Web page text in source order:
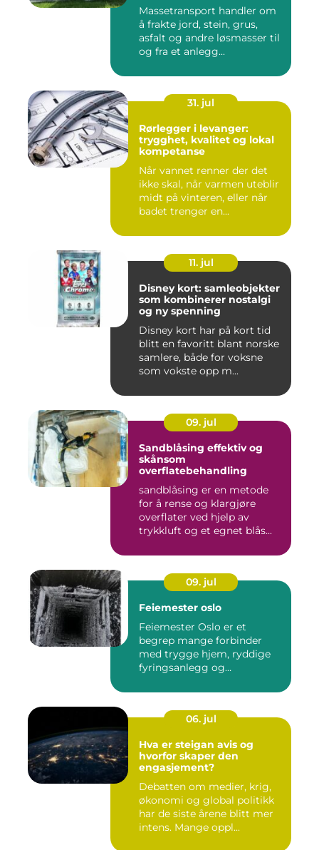
Massetransport handler om
å frakte jord, stein, grus,
asfalt og andre løsmasser til
og fra et anlegg...
31. jul
Rørlegger i levanger:
trygghet, kvalitet og lokal
kompetanse
Når vannet renner der det
ikke skal, når varmen uteblir
midt på vinteren, eller når
badet trenger en...
11. jul
Disney kort: samleobjekter
som kombinerer nostalgi
og ny spenning
Disney kort har på kort tid
blitt en favoritt blant norske
samlere, både for voksne
som vokste opp m...
09. jul
Sandblåsing effektiv og
skånsom
overflatebehandling
sandblåsing er en metode
for å rense og klargjøre
overflater ved hjelp av
trykkluft og et egnet blås...
09. jul
Feiemester oslo
Feiemester Oslo er et
begrep mange forbinder
med trygge hjem, ryddige
fyringsanlegg og
06. jul
Hva er steigan avis og
hvorfor skaper den
engasjement?
Debatten om medier, krig,
økonomi og global politikk
har de siste årene blitt mer
intens. Mange oppl...